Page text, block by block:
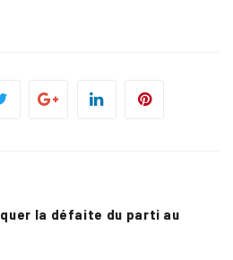
la défaite du parti au